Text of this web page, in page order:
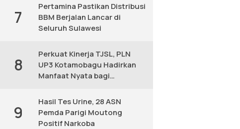
7
Pertamina Pastikan Distribusi
BBM Berjalan Lancar di
Seluruh Sulawesi
8
Perkuat Kinerja TJSL, PLN
UP3 Kotamobagu Hadirkan
Manfaat Nyata bagi
9
Hasil Tes Urine, 28 ASN
Pemda Parigi Moutong
Positif Narkoba